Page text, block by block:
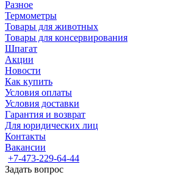
Разное
Термометры
Товары для животных
Товары для консервирования
Шпагат
Акции
Новости
Как купить
Условия оплаты
Условия доставки
Гарантия и возврат
Для юридических лиц
Контакты
Вакансии
+7-473-229-64-44
Задать вопрос